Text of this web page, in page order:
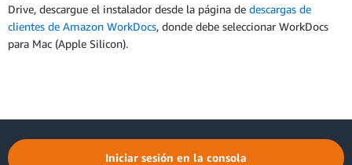
Drive, descargue el instalador desde la página de descargas de
clientes de Amazon WorkDocs, donde debe seleccionar WorkDocs
para Mac (Apple Silicon).
Iniciar sesión en la consola